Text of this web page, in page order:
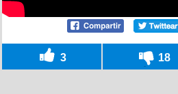
3 18